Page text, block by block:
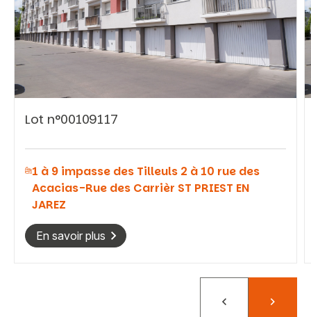
Rechercher
Lot n°00109117
1 à 9 impasse des Tilleuls 2 à 10 rue des
Acacias-Rue des Carrièr ST PRIEST EN
JAREZ
En savoir plus
PrécédentSuivant